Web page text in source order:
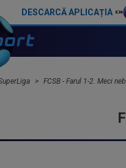
DESCARCĂ APLICAȚIA
FCSB - Farul 1-2. Meci